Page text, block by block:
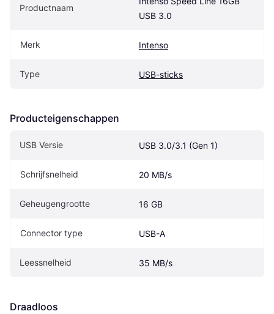
Productnaam
USB 3.0
Merk Intenso
Type USB-sticks
Producteigenschappen
USB Versie USB 3.0/3.1 (Gen 1)
Schrijfsnelheid 20 MB/s
Geheugengrootte 16 GB
Connector type USB-A
Leessnelheid 35 MB/s
Draadloos